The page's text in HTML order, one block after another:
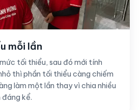
mỗi lần
tối thiểu, sau đó mới tính
thì phần tối thiểu càng chiếm
làm một lần thay vì chia nhiều
kể.